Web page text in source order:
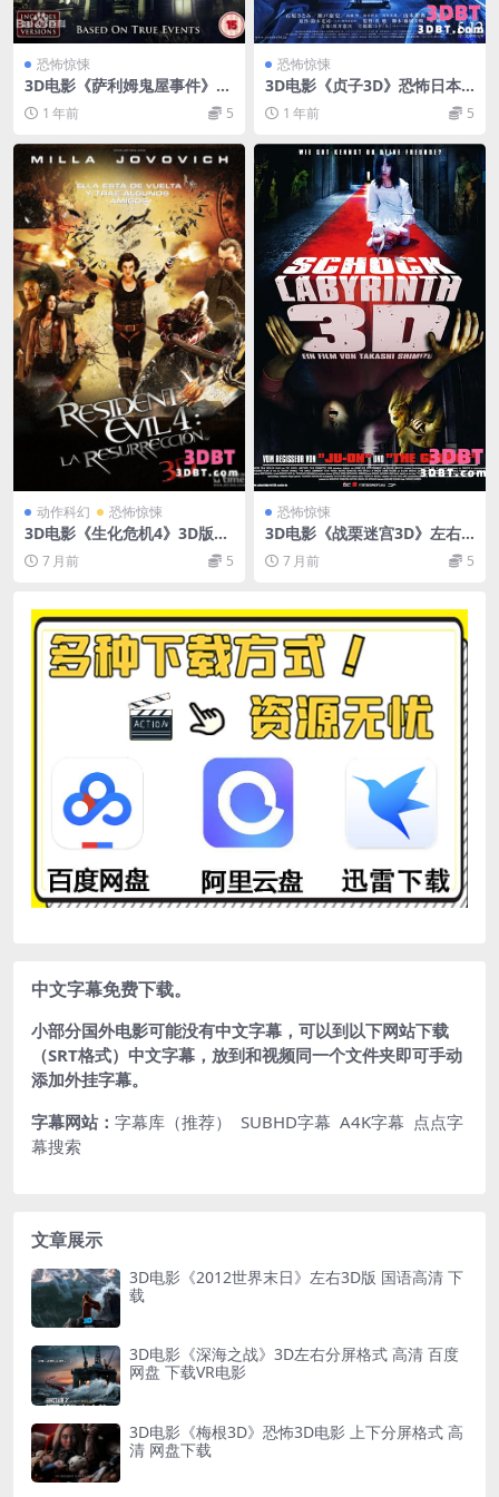
恐怖惊悚
3D电影《萨利姆鬼屋事件》左
右分屏格式 3D 高清网盘下载
电影1 年前 5
恐怖惊悚
3D电影《贞子3D》恐怖日本3
D电影 左右格式 国日双语中字
网盘下载
1 年前 5
动作科幻 恐怖惊悚
3D电影《生化危机4》3D版左
右格式 下载 4K高清VR电影 中
文字幕 网盘+迅雷 下载
7 月前 5
恐怖惊悚
3D电影《战栗迷宫3D》左右
格式恐怖电影颤栗迷宫3D 下
载 7 月前 5
中文字幕免费下载。
小部分国外电影可能没有中文字幕，可以到以下网站下载
（SRT格式）中文字幕，放到和视频同一个文件夹即可手动
添加外挂字幕。
字幕网站： 字幕库（推荐） SUBHD字幕 A4K字幕 点点字
幕搜索
文章展示
3D电影《2012世界末日》左右3D版 国语高清 下
载
3D电影《深海之战》3D左右分屏格式 高清 百度
网盘 下载VR电影
3D电影《梅根3D》恐怖3D电影 上下分屏格式 高
清 网盘下载